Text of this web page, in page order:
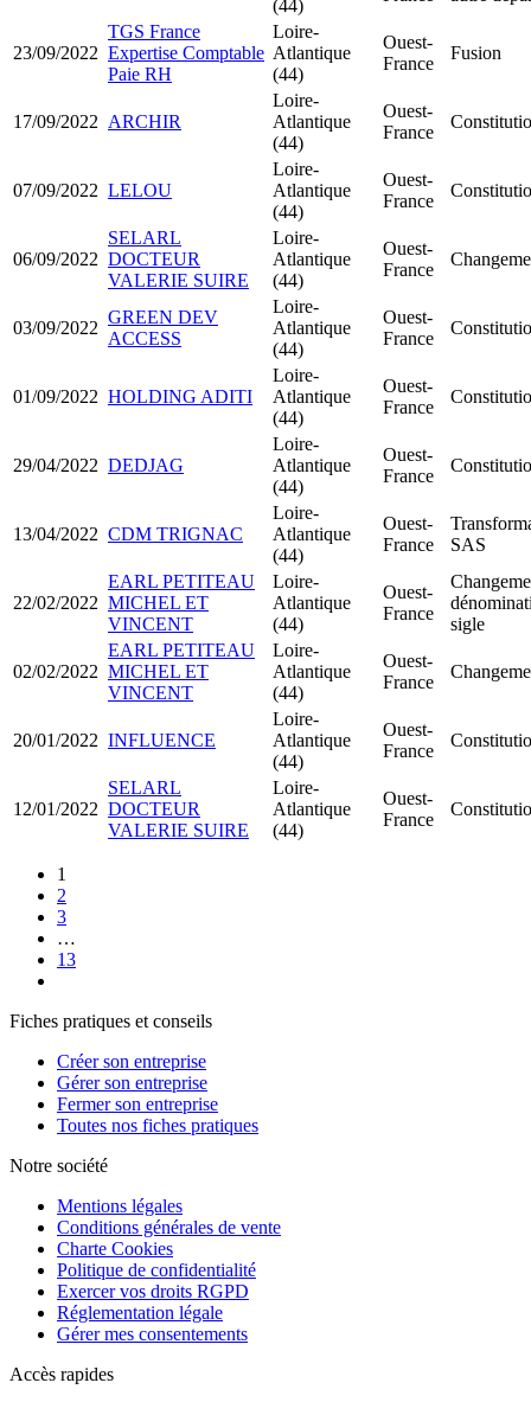
(44)
23/09/2022
TGS France
Expertise Comptable
Paie RH
Loire-
Atlantique
(44)
Ouest-
France
Fusion
17/09/2022 ARCHIR
Loire-
Atlantique
(44)
Ouest-
France
07/09/2022 LELOU
Loire-
Atlantique
(44)
Ouest-
France
06/09/2022
SELARL
DOCTEUR
VALERIE SUIRE
Loire-
Atlantique
(44)
Ouest-
France
03/09/2022
GREEN DEV
ACCESS
Loire-
Atlantique
(44)
Ouest-
France
01/09/2022 HOLDING ADITI
Loire-
Atlantique
(44)
Ouest-
France
29/04/2022 DEDJAG
Loire-
Atlantique
(44)
Ouest-
France
13/04/2022 CDM TRIGNAC
Loire-
Atlantique
(44)
Ouest-
France
SAS
22/02/2022
EARL PETITEAU
MICHEL ET
VINCENT
Loire-
Atlantique
(44)
Ouest-
France
sigle
02/02/2022
EARL PETITEAU
MICHEL ET
VINCENT
Loire-
Atlantique
(44)
Ouest-
France
20/01/2022 INFLUENCE
Loire-
Atlantique
(44)
Ouest-
France
12/01/2022
SELARL
DOCTEUR
VALERIE SUIRE
Loire-
Atlantique
(44)
Ouest-
France
1
2
3
…
13
Fiches pratiques et conseils
Créer son entreprise
Gérer son entreprise
Fermer son entreprise
Toutes nos fiches pratiques
Notre société
Mentions légales
Conditions générales de vente
Charte Cookies
Politique de confidentialité
Exercer vos droits RGPD
Réglementation légale
Gérer mes consentements
Accès rapides